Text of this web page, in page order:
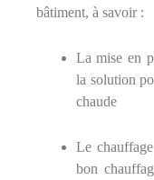
bâtiment, à savoir :
La mise en
la solution
chaude
Le
bon